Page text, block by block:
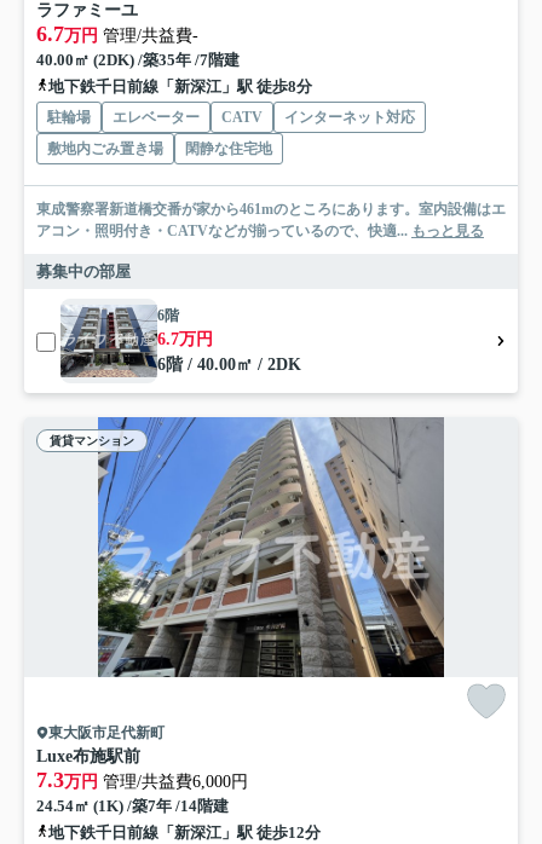
ラファミーユ
6.7万円 管理/共益費-
40.00㎡ (2DK) /築35年 /7階建
地下鉄千日前線「新深江」駅 徒歩8分
駐輪場 エレベーター CATV
インターネット対応
敷地内ごみ置き場
閑静な住宅地
東成警察署新道橋交番が家から461mのところにあります。室内設備はエ
アコン・照明付き・CATVなどが揃っているので、快適... もっと見る
募集中の部屋
6階
6.7万円
6階 / 40.00㎡ / 2DK
賃貸マンション
東大阪市足代新町
Luxe布施駅前
7.3万円 管理/共益費6,000円
24.54㎡ (1K) /築7年 /14階建
地下鉄千日前線「新深江」駅 徒歩12分